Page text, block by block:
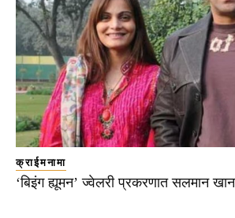
क्राईमनामा
‘बिइंग ह्यूमन’ ज्वेलरी प्रकरणात सलमान